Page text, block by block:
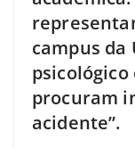
campus da
procuram
acidente”.